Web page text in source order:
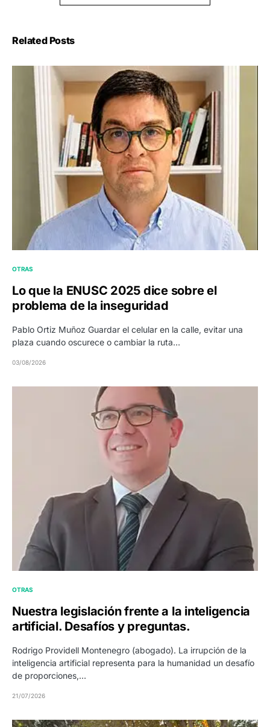
Related Posts
OTRAS
Lo que la ENUSC 2025 dice sobre el
problema de la inseguridad
Pablo Ortiz Muñoz Guardar el celular en la calle, evitar una
plaza cuando oscurece o cambiar la ruta…
03/08/2026
OTRAS
Nuestra legislación frente a la inteligencia
artificial. Desafíos y preguntas.
Rodrigo Providell Montenegro (abogado). La irrupción de la
inteligencia artificial representa para la humanidad un desafío
de proporciones,…
21/07/2026